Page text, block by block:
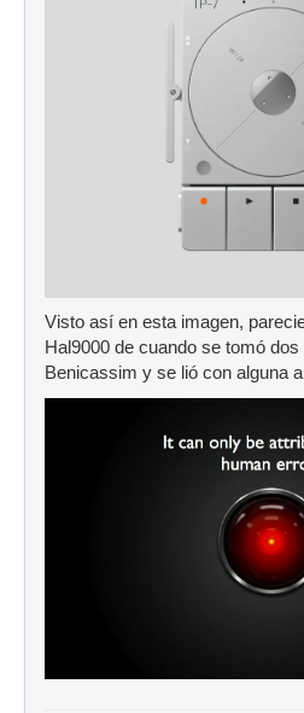
Visto así en esta imagen,
Hal9000 de cuando se tomó
Benicassim y se lió con alguna